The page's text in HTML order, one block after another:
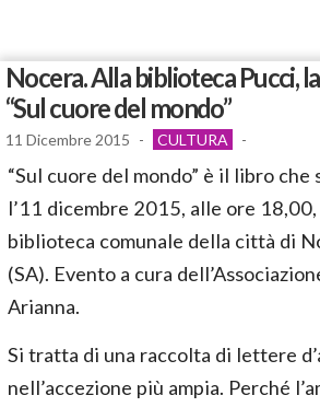
Nocera. Alla biblioteca Pucci,
“Sul cuore del mondo”
11 Dicembre 2015 - CULTURA -
“Sul cuore del mondo” è il libro che
l’11 dicembre 2015, alle ore
biblioteca comunale della città di
(SA). Evento a cura
Arianna.
Si tratta di una raccolta di lettere
nell’accezione più ampia. Perché